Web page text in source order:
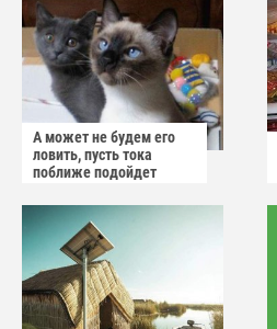
А может не будем его
ловить, пусть тока
поближе подойдет